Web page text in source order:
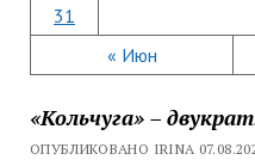
« Июн
31
«Кольчуга» –
ОПУБЛИКОВАНО IRINA